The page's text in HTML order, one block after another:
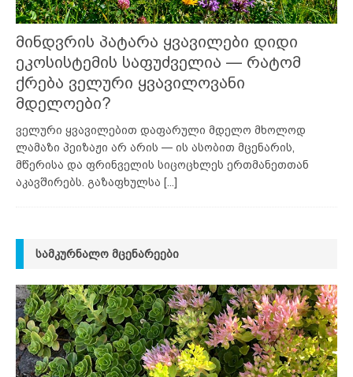
მინდვრის პატარა ყვავილები დიდი
ეკოსისტემის საფუძველია — რატომ
ქრება ველური ყვავილოვანი
მდელოები?
ველური ყვავილებით დაფარული მდელო მხოლოდ
ლამაზი პეიზაჟი არ არის — ის ასობით მცენარის,
მწერისა და ფრინველის სიცოცხლეს ერთმანეთთან
აკავშირებს. გაზაფხულსა [...]
ᲡᲐᲛᲙᲣᲠᲜᲐᲚᲝ ᲛᲪᲔᲜᲐᲠᲔᲔᲑᲘ